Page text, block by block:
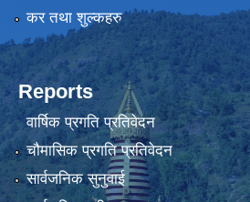
कर तथा शुल्कहरु
Reports
वार्षिक प्रगति प्रतिवेदन
चौमासिक प्रगति प्रतिवेदन
सार्वजनिक सुनुवाई